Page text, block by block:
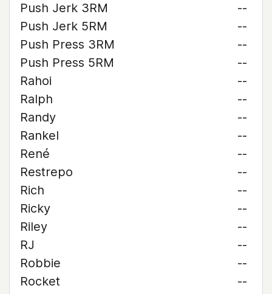
Push Jerk 3RM
--
Push Jerk 5RM
--
Push Press 3RM
--
Push Press 5RM
--
Rahoi
--
Ralph
--
Randy
--
Rankel
--
René
--
Restrepo
--
Rich
--
Ricky
--
Riley
--
RJ
--
Robbie
--
Rocket
--